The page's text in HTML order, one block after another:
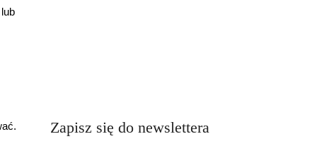
Zapisz się do newslettera